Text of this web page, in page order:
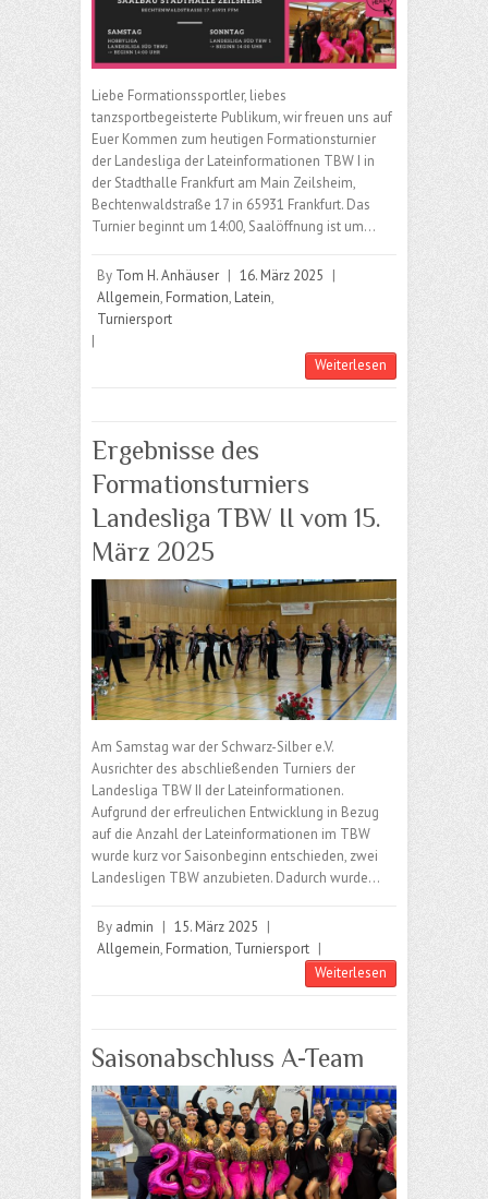
Liebe Formationssportler, liebes
tanzsportbegeisterte Publikum, wir freuen uns auf
Euer Kommen zum heutigen Formationsturnier
der Landesliga der Lateinformationen TBW I in
der Stadthalle Frankfurt am Main Zeilsheim,
Bechtenwaldstraße 17 in 65931 Frankfurt. Das
Turnier beginnt um 14:00, Saalöffnung ist um…
By Tom H. Anhäuser | 16. März 2025 |
Allgemein, Formation, Latein,
Turniersport
|
Weiterlesen
Ergebnisse des
Formationsturniers
Landesliga TBW II vom 15.
März 2025
Am Samstag war der Schwarz-Silber e.V.
Ausrichter des abschließenden Turniers der
Landesliga TBW II der Lateinformationen.
Aufgrund der erfreulichen Entwicklung in Bezug
auf die Anzahl der Lateinformationen im TBW
wurde kurz vor Saisonbeginn entschieden, zwei
Landesligen TBW anzubieten. Dadurch wurde…
By admin | 15. März 2025 |
Allgemein, Formation, Turniersport |
Weiterlesen
Saisonabschluss A-Team